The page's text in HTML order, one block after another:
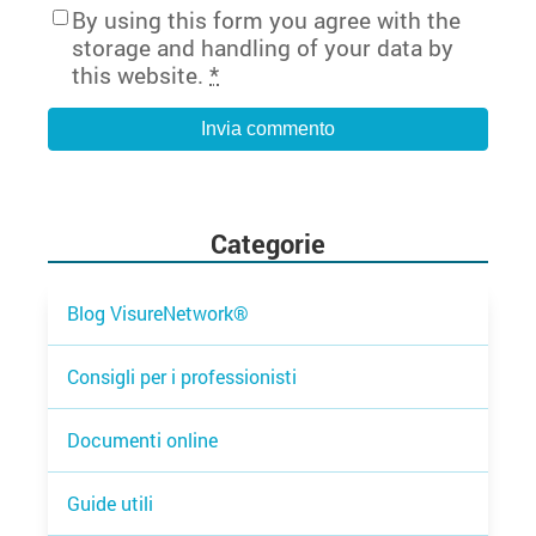
By using this form you agree with the
storage and handling of your data by
this website. *
Categorie
Blog VisureNetwork®
Consigli per i professionisti
Documenti online
Guide utili